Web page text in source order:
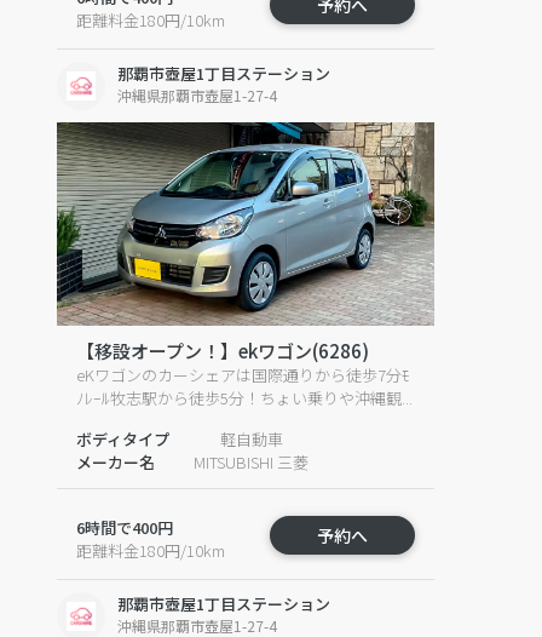
距離料金180円/10km
那覇市壺屋1丁目ステーション
沖縄県那覇市壺屋1-27-4
【移設オープン！】ekワゴン(6286)
eKワゴンのカーシェアは国際通りから徒歩7分ﾓ
ﾉﾚｰﾙ牧志駅から徒歩5分！ちょい乗りや沖縄観...
ボディタイプ
メーカー名
軽自動車
MITSUBISHI 三菱
6時間で400円
距離料金180円/10km
予約へ
那覇市壺屋1丁目ステーション
沖縄県那覇市壺屋1-27-4